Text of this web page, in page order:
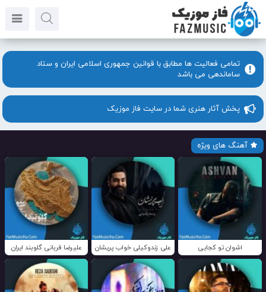
تمامی فعالیت ها مطابق با قوانین جمهوری اسلامی ایران و ستاد
ساماندهی می باشد
پخش آثار هنری شما در سایت فاز موزیک
آهنگ های ویژه
اشوان تو کجایی علی زندوکیلی خواب پریشان علیرضا قربانی گلوبند ایران